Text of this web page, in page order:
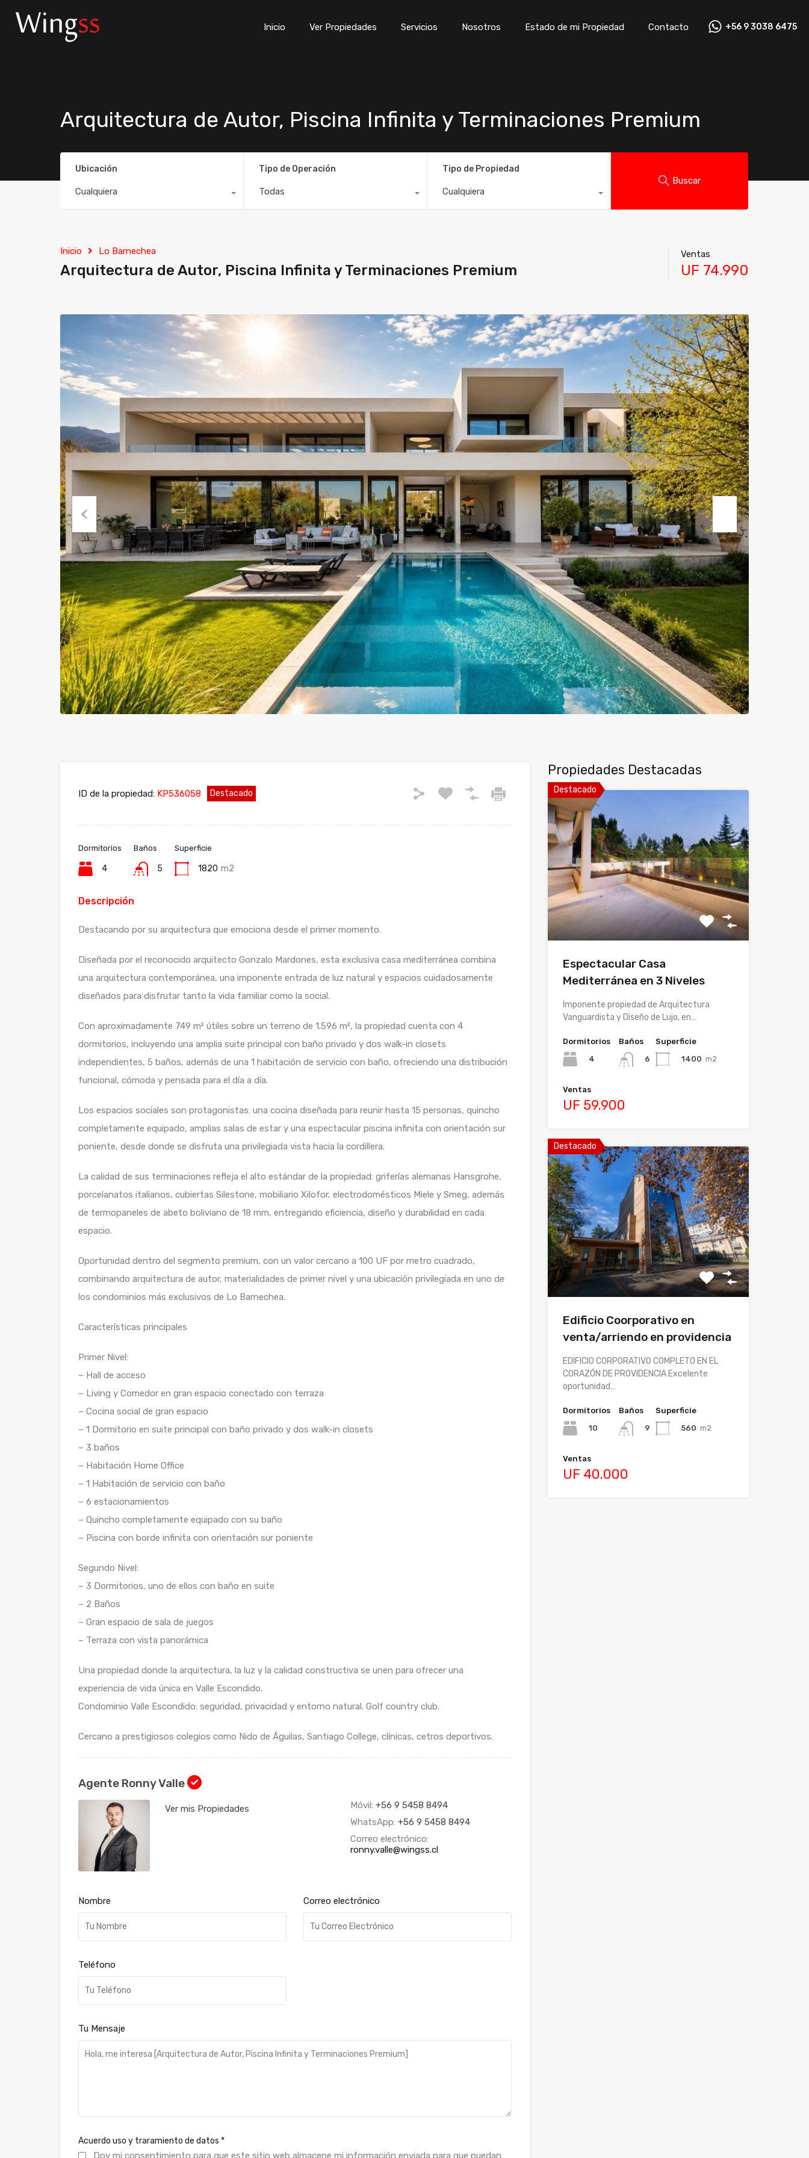
Inicio Ver Propiedades Servicios Nosotros Estado de mi Propiedad Contacto +56 9 3038 6475
Inicio Ver Propiedades Servicios Nosotros Estado de mi Propiedad Contacto +56 9 3038 6475
Arquitectura de Autor, Piscina Infinita y Terminaciones Premium
Ubicación
Cualquiera
Tipo de Operación
Todas
Tipo de Propiedad
Cualquiera
Buscar
Inicio Lo Barnechea
Arquitectura de Autor, Piscina Infinita y Terminaciones Premium
Ventas
UF 74.990
Previous Next
ID de la propiedad: KP536058 Destacado
Dormitorios
4
Baños
5
Superficie
1820 m2
Descripción
Destacando por su arquitectura que emociona desde el primer momento.
Diseñada por el reconocido arquitecto Gonzalo Mardones, esta exclusiva casa mediterránea combina
una arquitectura contemporánea, una imponente entrada de luz natural y espacios cuidadosamente
diseñados para disfrutar tanto la vida familiar como la social.
Con aproximadamente 749 m² útiles sobre un terreno de 1.596 m², la propiedad cuenta con 4
dormitorios, incluyendo una amplia suite principal con baño privado y dos walk-in closets
independientes, 5 baños, además de una 1 habitación de servicio con baño, ofreciendo una distribución
funcional, cómoda y pensada para el día a día.
Los espacios sociales son protagonistas: una cocina diseñada para reunir hasta 15 personas, quincho
completamente equipado, amplias salas de estar y una espectacular piscina infinita con orientación sur
poniente, desde donde se disfruta una privilegiada vista hacia la cordillera.
La calidad de sus terminaciones refleja el alto estándar de la propiedad: griferías alemanas Hansgrohe,
porcelanatos italianos, cubiertas Silestone, mobiliario Xilofor, electrodomésticos Miele y Smeg, además
de termopaneles de abeto boliviano de 18 mm, entregando eficiencia, diseño y durabilidad en cada
espacio.
Oportunidad dentro del segmento premium, con un valor cercano a 100 UF por metro cuadrado,
combinando arquitectura de autor, materialidades de primer nivel y una ubicación privilegiada en uno de
los condominios más exclusivos de Lo Barnechea.
Características principales
Primer Nivel:
– Hall de acceso
– Living y Comedor en gran espacio conectado con terraza
– Cocina social de gran espacio
– 1 Dormitorio en suite principal con baño privado y dos walk-in closets
– 3 baños
– Habitación Home Office
– 1 Habitación de servicio con baño
– 6 estacionamientos
– Quincho completamente equipado con su baño
– Piscina con borde infinita con orientación sur poniente
Segundo Nivel:
– 3 Dormitorios, uno de ellos con baño en suite
– 2 Baños
– Gran espacio de sala de juegos
– Terraza con vista panorámica
Una propiedad donde la arquitectura, la luz y la calidad constructiva se unen para ofrecer una
experiencia de vida única en Valle Escondido.
Condominio Valle Escondido: seguridad, privacidad y entorno natural. Golf country club.
Cercano a prestigiosos colegios como Nido de Águilas, Santiago College, clínicas, cetros deportivos.
Agente Ronny Valle
Ver mis Propiedades Móvil: +56 9 5458 8494
WhatsApp: +56 9 5458 8494
Correo electrónico:
ronny.valle@wingss.cl
Nombre Correo electrónico
Teléfono
Tu Mensaje
Acuerdo uso y traramiento de datos *
Doy mi consentimiento para que este sitio web almacene mi información enviada para que puedan
Propiedades Destacadas
Destacado
Espectacular Casa
Mediterránea en 3 Niveles
Imponente propiedad de Arquitectura
Vanguardista y Diseño de Lujo, en…
Dormitorios
4
Baños
6
Superficie
1400 m2
Ventas
UF 59.900
Destacado
Edificio Coorporativo en
venta/arriendo en providencia
EDIFICIO CORPORATIVO COMPLETO EN EL
CORAZÓN DE PROVIDENCIA Excelente
oportunidad…
Dormitorios
10
Baños
9
Superficie
560 m2
Ventas
UF 40.000